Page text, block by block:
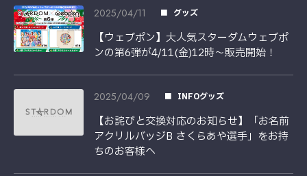
2025/04/11 グッズ
【ウェブポン】大人気スターダムウェブポ
ンの第6弾が4/11(金)12時～販売開始！
2025/04/09 INFOグッズ
【お詫びと交換対応のお知らせ】「お名前
アクリルバッジB さくらあや選手」をお持
ちのお客様へ